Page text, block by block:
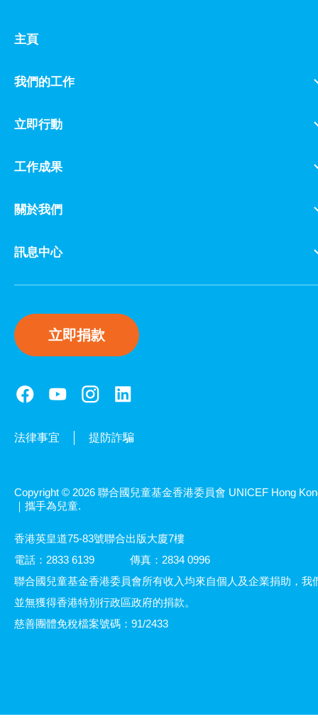
主頁
我們的工作
立即行動
工作成果
關於我們
訊息中心
立即捐款
法律事宜 提防詐騙
Copyright © 2026 聯合國兒童基金香港委員會 UNICEF Hong
｜攜手為兒童.
香港英皇道75-83號聯合出版大廈7樓
電話：2833 6139
傳真：2834 0996
聯合國兒童基金香港委員會所有收入均來自個人及企業捐助，我
並無獲得香港特別行政區政府的捐款。
慈善團體免稅檔案號碼：91/2433